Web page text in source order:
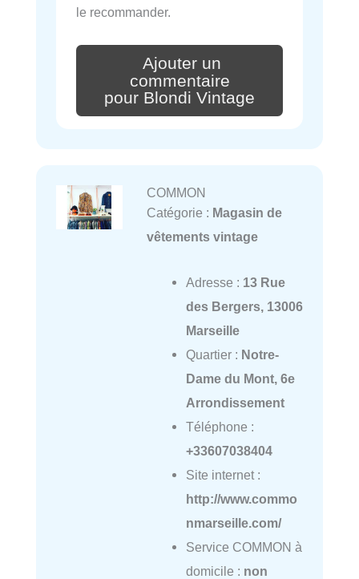
le recommander.
Ajouter un
commentaire
pour Blondi Vintage
COMMON
Catégorie : Magasin de
vêtements vintage
Adresse : 13 Rue
des Bergers, 13006
Marseille
Quartier : Notre-
Dame du Mont, 6e
Arrondissement
Téléphone :
+33607038404
Site internet :
http://www.commo
nmarseille.com/
Service COMMON à
domicile : non